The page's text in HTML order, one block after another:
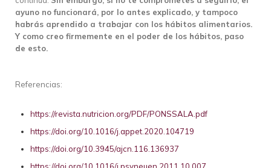
ayuno no funcionará, por lo antes explicado, y tampoco
habrás aprendido a trabajar con los hábitos alimentarios.
Y como creo firmemente en el poder de los hábitos, paso
de esto.
Referencias:
https://revista.nutricion.org/PDF/PONSSALA.pdf
https://doi.org/10.1016/j.appet.2020.104719
https://doi.org/10.3945/ajcn.116.136937